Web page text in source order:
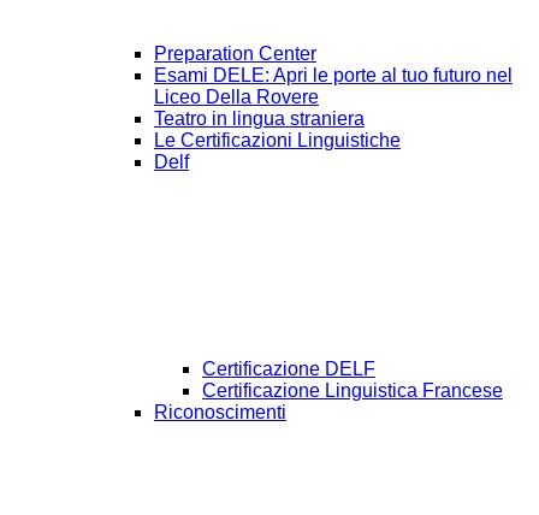
Preparation Center
Esami DELE: Apri le porte al tuo futuro nel
Liceo Della Rovere
Teatro in lingua straniera
Le Certificazioni Linguistiche
Delf
Certificazione DELF
Certificazione Linguistica Francese
Riconoscimenti